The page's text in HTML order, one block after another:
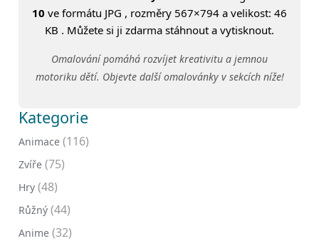
10 ve formátu JPG , rozměry 567×794 a velikost: 46
KB . Můžete si ji zdarma stáhnout a vytisknout.
Omalování pomáhá rozvíjet kreativitu a jemnou
motoriku dětí. Objevte další omalovánky v sekcích níže!
Kategorie
Animace (116)
Zvíře (75)
Hry (48)
Růžný (44)
Anime (32)